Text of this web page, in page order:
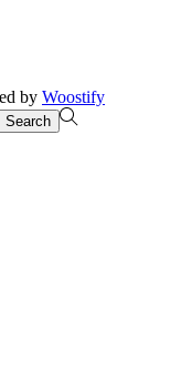
by Woostify
Search